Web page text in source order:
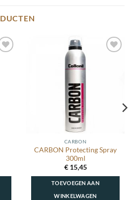
CARBON
CARBON Protecting Spray
300ml
€15,45
TOEVOEGEN AAN
WINKELWAGEN